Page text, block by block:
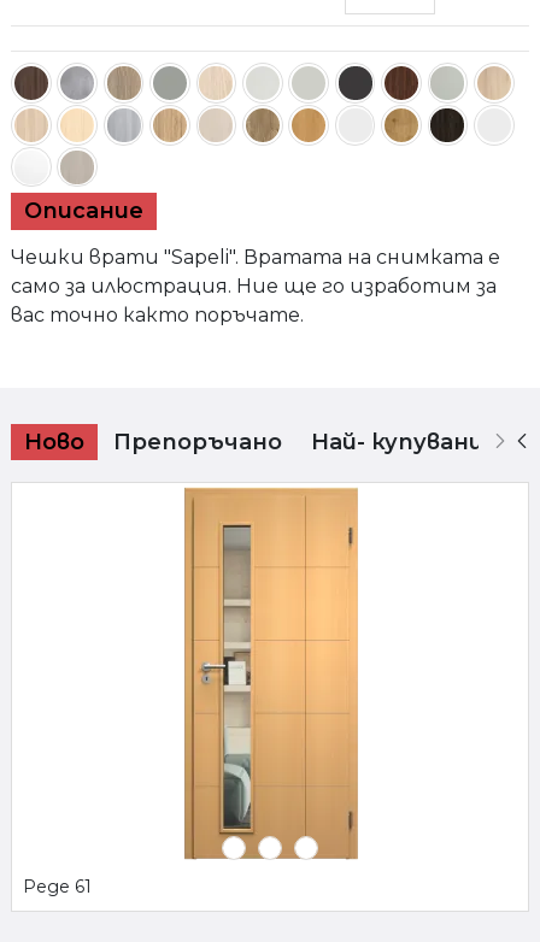
Описание
Чешки врати "Sapeli". Вратата на снимката е
само за илюстрация. Ние ще го изработим за
вас точно както поръчате.
Суинг 47
Ново Препоръчано Най- купувани
Реде 61